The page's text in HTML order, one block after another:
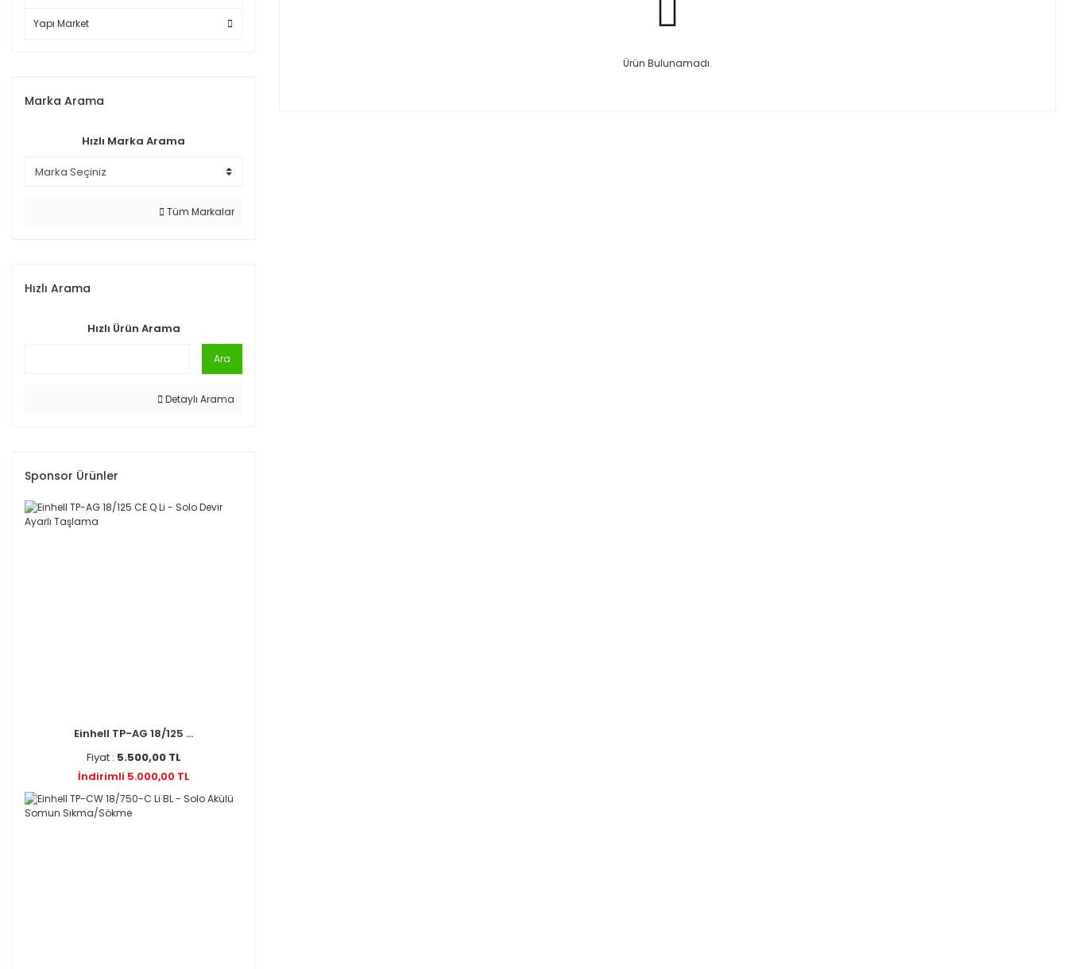
Yapı Market
Marka Arama
Hızlı Marka Arama
Tüm Markalar
Hızlı Arama
Hızlı Ürün Arama
Ara
Detaylı Arama
Sponsor Ürünler
Einhell TP-AG 18/125 ...
Fiyat : 5.500,00 TL
İndirimli 5.000,00 TL
Ürün Bulunamadı.